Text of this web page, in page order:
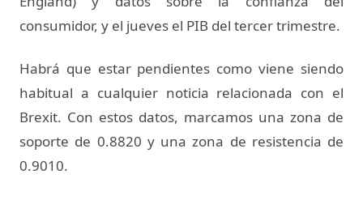
consumidor, y el jueves el PIB del tercer trimestre.
Habrá que estar pendientes como viene siendo
habitual a cualquier noticia relacionada con el
Brexit. Con estos datos, marcamos una zona de
soporte de 0.8820 y una zona de resistencia de
0.9010.